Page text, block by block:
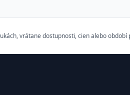
vrátane dostupnosti, cien alebo období